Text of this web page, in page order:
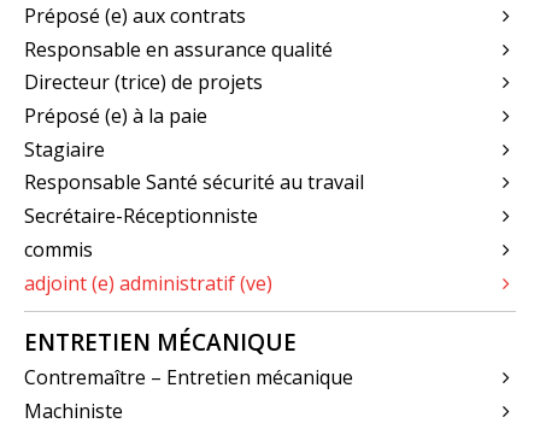
Préposé (e) aux contrats
Responsable en assurance qualité
Directeur (trice) de projets
Préposé (e) à la paie
Stagiaire
Responsable Santé sécurité au travail
Secrétaire-Réceptionniste
commis
adjoint (e) administratif (ve)
ENTRETIEN MÉCANIQUE
Contremaître – Entretien mécanique
Machiniste